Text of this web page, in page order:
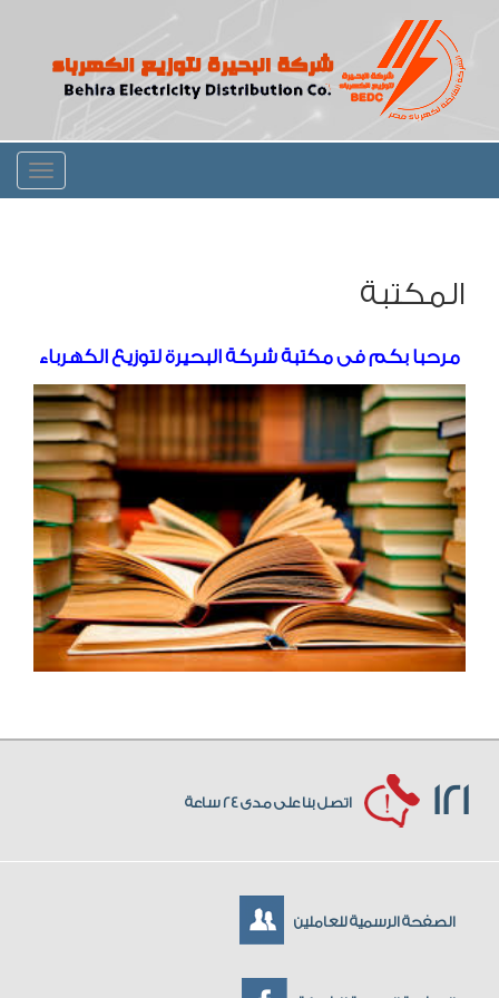
Toggle
المكتبة
مرحبا بكم فى مكتبة شركة البحيرة لتوزيع الكهرباء
121 اتصل بنا على مدى 24 ساعة
الصفحة الرسمية للعاملين